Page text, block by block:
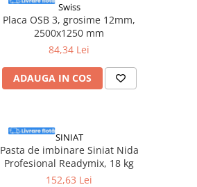
Swiss
Placa OSB 3, grosime 12mm,
2500x1250 mm
84,34 Lei
ADAUGA IN COS
SINIAT
Pasta de imbinare Siniat Nida
Profesional Readymix, 18 kg
152,63 Lei